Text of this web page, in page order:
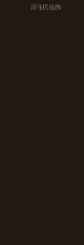
原住民服飾